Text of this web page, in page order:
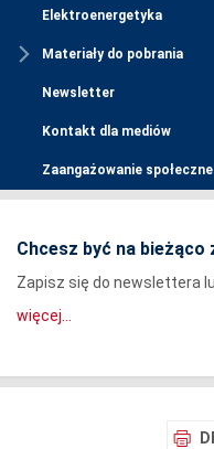
Elektroenergetyka
Materiały do pobrania
Newsletter
Kontakt dla mediów
Zaangażowanie społeczne
Chcesz być na
Zapisz się do newslettera
więcej...